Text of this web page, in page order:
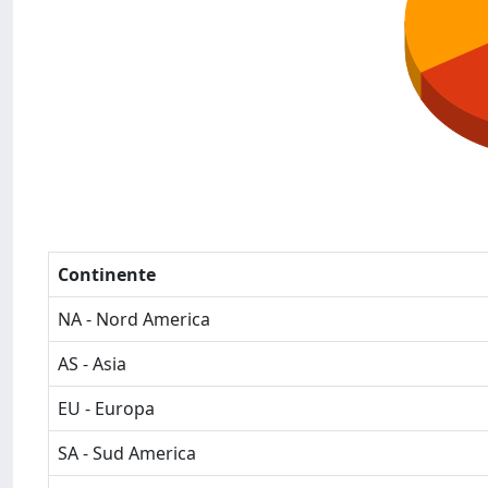
Continente
NA - Nord America
AS - Asia
EU - Europa
SA - Sud America